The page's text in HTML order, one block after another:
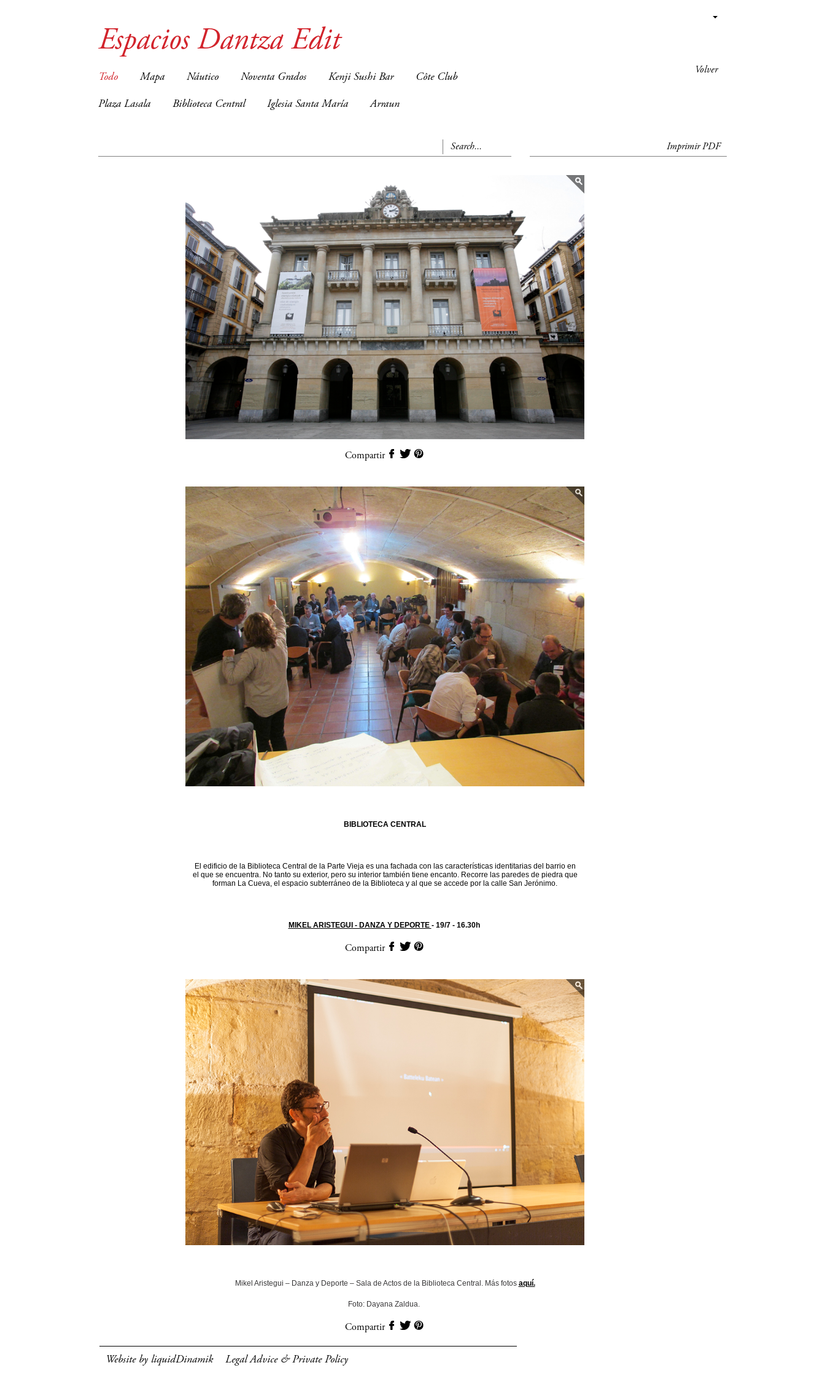
Volver
Espacios Dantza Edit
Todo Mapa Náutico Noventa Grados Kenji Sushi Bar Côte Club
Plaza Lasala Biblioteca Central Iglesia Santa María Arraun
Imprimir PDF
Compartir
BIBLIOTECA CENTRAL
El edificio de la Biblioteca Central de la Parte Vieja es una fachada con las características identitarias del barrio en
el que se encuentra. No tanto su exterior, pero su interior también tiene encanto. Recorre las paredes de piedra que
forman La Cueva, el espacio subterráneo de la Biblioteca y al que se accede por la calle San Jerónimo.
MIKEL ARISTEGUI - DANZA Y DEPORTE - 19/7 - 16.30h
Compartir
Mikel Aristegui – Danza y Deporte – Sala de Actos de la Biblioteca Central. Más fotos aquí.
Foto: Dayana Zaldua.
Compartir
Website by liquidDinamik Legal Advice & Private Policy